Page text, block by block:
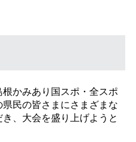
根かみあり国スポ・全スポ
民の皆さまにさまざまな
、大会を盛り上げようと